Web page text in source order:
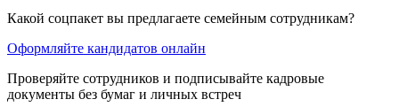
Какой соцпакет вы предлагаете семейным сотрудникам?
Оформляйте кандидатов онлайн
Проверяйте сотрудников и подписывайте кадровые
документы без бумаг и личных встреч